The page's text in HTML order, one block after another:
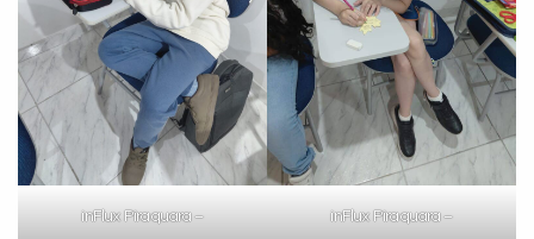
inFlux Piraquara – inFlux Piraquara –